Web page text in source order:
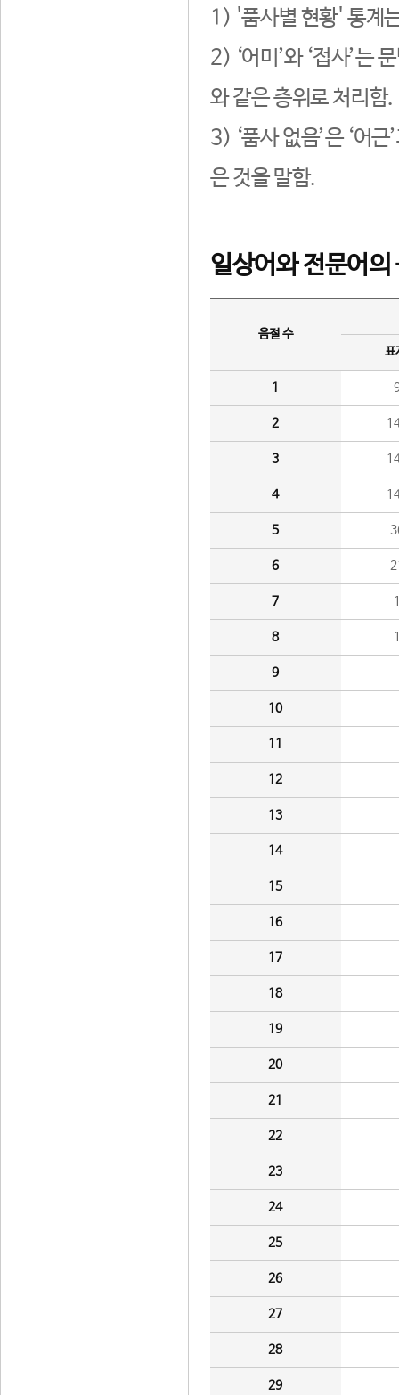
1) '품사별 현황' 통계
2) ‘어미’와 ‘접사’는
와 같은 층위로 처리함.
3) ‘품사 없음’은 ‘어
은 것을 말함.
일상어와 전문어의
음절 수
표
1
2
3
4
5
6
7
8
9
10
11
12
13
14
15
16
17
18
19
20
21
22
23
24
25
26
27
28
29